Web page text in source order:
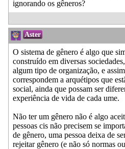
ignorando os gêneros?
Aster
O sistema de gênero é algo que
construído em diversas
algum tipo de organização, e
correspondem a arquétipos que
social, ainda que possam ser
experiência de vida de cada ume.
Não ter um gênero não é algo
pessoas cis não precisem se
de gênero, uma pessoa deixa de
rejeitar gênero (e não só normas